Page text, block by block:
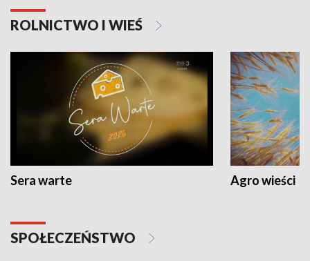
ROLNICTWO I WIEŚ
Sera warte Agro wieści
SPOŁECZEŃSTWO